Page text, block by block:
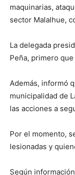
maquinarias,
sector Malalhue,
La delegada
Peña, primero
Además, informó
municipalidad de
las acciones a
Por el momento,
lesionadas y
Según